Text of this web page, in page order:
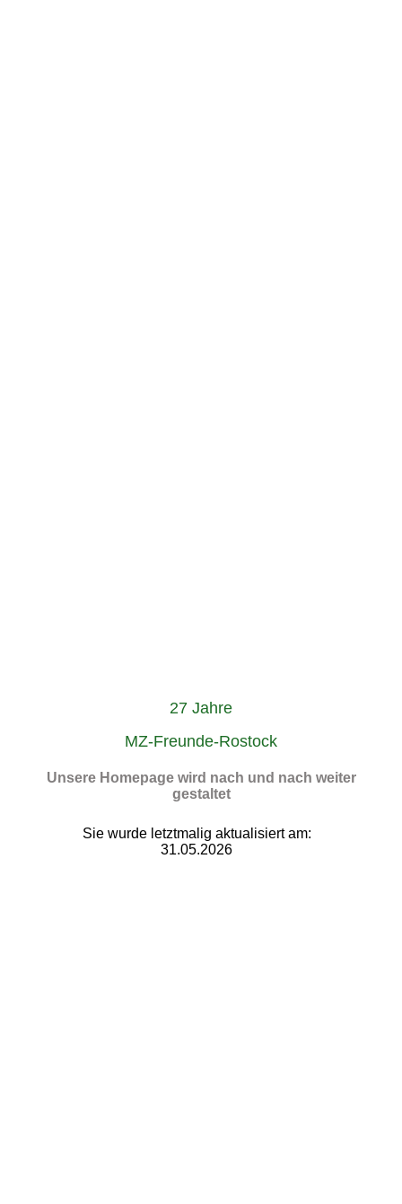
27 Jahre
MZ-Freunde-Rostock
Unsere Homepage wird nach und nach weiter
gestaltet
Sie wurde letztmalig aktualisiert am:
31.05.2026